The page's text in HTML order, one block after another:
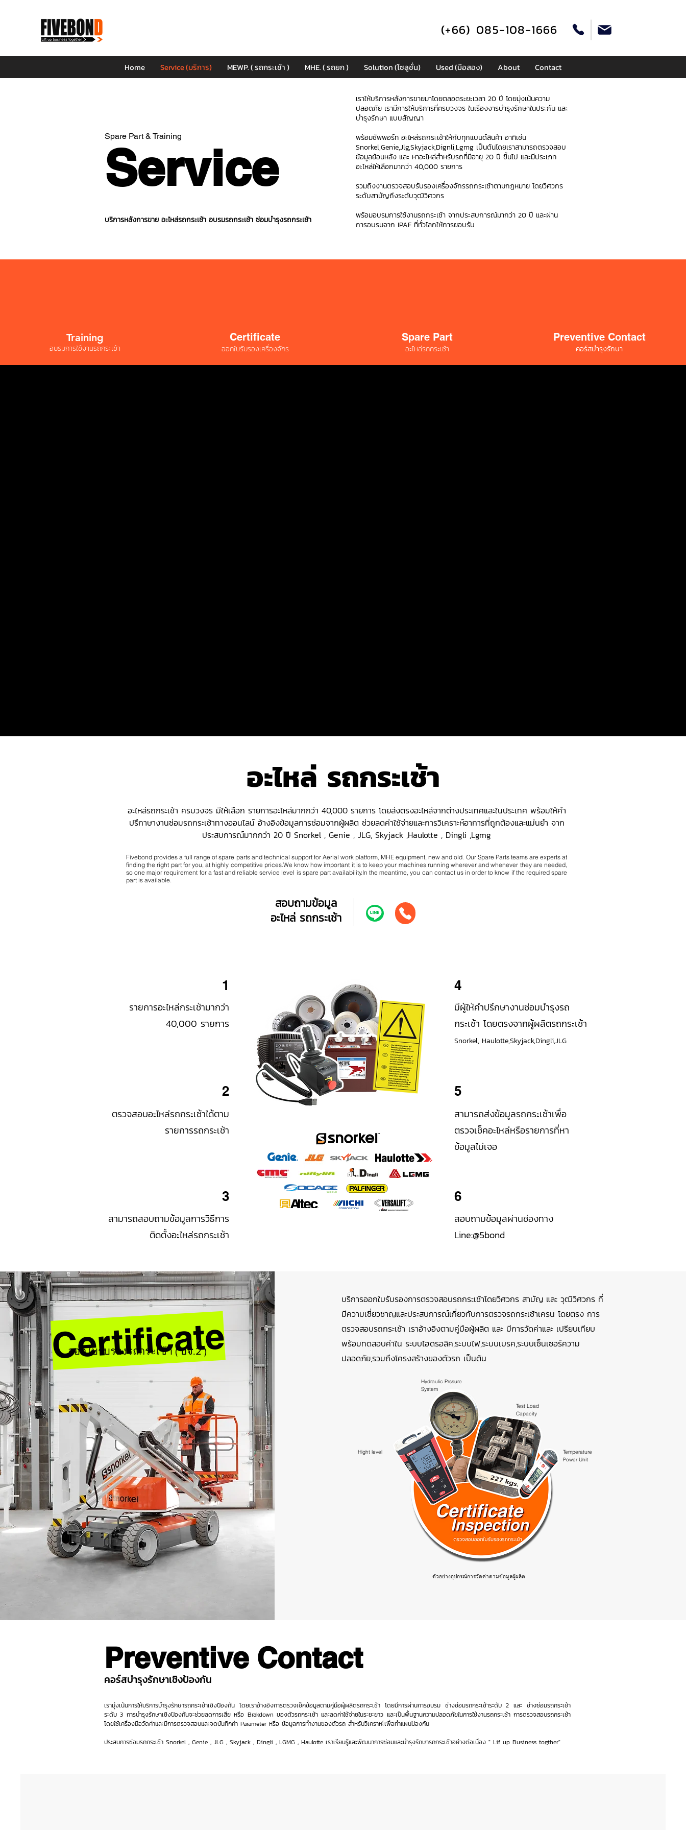
(+66) 085-108-1666
Home Service (บริการ) MEWP. ( รถกระเช้า ) MHE. ( รถยก ) Solution (โซลูชั่น) Used (มือสอง) About Contact
Spare Part & Training
Service
บริการหลังการขาย อะไหล่รถกระเช้า อบรมรถกระเช้า ซ่อมบำรุงรถกระเช้า
เราให้บริการหลังการขายมาโดยตลอดระยะเวลา 20 ปี โดยมุ่งเน้นความ
ปลอดภัย เรามีการให้บริการที่ครบวงจร ในเรื่องงารบำรุงรักษาในประกัน และ
บำรุงรักษา แบบสัญญา
พร้อมซัพพอร์ท อะไหล่รถกระเช้าให้กับทุกแบนด์สินค้า อาทิเช่น
Snorkel,Genie,Jlg,Skyjack,Dignli,Lgmg เป็นต้นโดยเราสามารถตรวจสอบ
ข้อมูลย้อนหลัง และ หาอะไหล่สำหรับรถที่มีอายุ 20 ปี ขึ้นไป และมีประเภท
อะไหล่ให้เลือกมากว่า 40,000 รายการ
รวมถึงงานตรวจสอบรับรองเครื่องจักรรถกระเช้าตามกฏหมาย โดยวิศวกร
ระดับสามัญถึงระดับวุฒิวิศวกร
พร้อมอบรมการใช้งานรถกระเช้า จากประสบการณ์มากว่า 20 ปี และผ่าน
การอบรมจาก IPAF ที่ทั่วโลกให้การยอบรับ
Training
อบรมการใช้งานรถกระเช้า
Certificate
ออกใบรับรองเครื่องจักร
Spare Part
อะไหล่รถกระเช้า
Preventive Contact
คอร์สบำรุงรักษา
อะไหล่ รถกระเช้า
อะไหล่รถกระเช้า ครบวงจร มีให้เลือก รายการอะไหล่มากกว่า 40,000 รายการ โดยส่งตรงอะไหล่จากต่างประเทศและในประเทศ พร้อมให้คำ
ปรึกาษางานซ่อมรถกระเช้าทางออนไลน์ อ้างอิงข้อมูลการซ่อมจากผู้ผลิต ช่วยลดค่าใช้จ่ายและการวิเคราะห์อาการที่ถูกต้องและแม่นยำ จาก
ประสบการณ์มากกว่า 20 ปี Snorkel , Genie , JLG, Skyjack ,Haulotte , Dingli ,Lgmg
Fivebond provides a full range of spare parts and technical support for Aerial work platform, MHE equipment, new and old. Our Spare Parts teams are experts at
finding the right part for you, at highly competitive prices.We know how important it is to keep your machines running wherever and whenever they are needed,
so one major requirement for a fast and reliable service level is spare part availability.In the meantime, you can contact us in order to know if the required spare
part is available.
สอบถามข้อมูล
อะไหล่ รถกระเช้า
1
รายการอะไหล่กระเช้ามากว่า
40,000 รายการ
2
ตรวจสอบอะไหล่รถกระเช้าได้ตาม
รายการรถกระเช้า
3
สามารถสอบถามข้อมูลการวิธีการ
ติดตั้งอะไหล่รถกระเช้า
4
มีผู้ให้คำปรึกษางานซ่อมบำรุงรถ
กระเช้า โดยตรงจากผู้ผลิตรถกระเช้า
Snorkel, Haulotte,Skyjack,Dingli,JLG
5
สามารถส่งข้อมูลรถกระเช้าเพื่อ
ตรวจเช็คอะไหล่หรือรายการที่หา
ข้อมูลไม่เจอ
6
สอบถามข้อมูลผ่านช่องทาง
Line:@5bond
Certificate
ออกใบรับรองรถกระเช้า ( ปจ.2 )
บริการออกใบรับรองการตรวจสอบรถกระเช้าโดยวิศวกร สามัญ และ วุฒิวิศวกร ที่
มีความเชี่ยวชาญและประสบการณ์เกี่ยวกับการตรวจรถกระเช้าเครน โดยตรง การ
ตรวจสอบรถกระเช้า เราอ้างอิงตามคู่มือผู้ผลิต และ มีการวัดค่าและ เปรียบเทียบ
พร้อมทดสอบค่าใน ระบบไฮดรอลิค,ระบบไฟ,ระบบเบรค,ระบบเซ็นเซอร์ความ
ปลอดภัย,รวมถึงโครงสร้างของตัวรถ เป็นต้น
Hight level
Hydraulic Prssure
System
Test Load
Capacity
Temperature
Power Unit
ตัวอย่างอุปกรณ์การวัดค่าตามข้อมูลผู้ผลิต
Preventive Contact
คอร์สบำรุงรักษาเชิงป้องกัน
เรามุ่งเน้นการให้บริการบำรุงรักษารถกระเช้าเชิงป้องกัน โดยเราอ้างอิงการตรวจเช็คข้อมูลตามคู่มือผู้ผลิตรถกระเช้า โดยมีการผ่านการอบรม ช่างซ่อมรถกระเช้าระดับ 2 และ ช่างซ่อมรถกระเช้า
ระดับ 3 การบำรุงรักษาเชิงป้องกันจะช่วยลดการเสีย หรือ Brakdown ของตัวรถกระเช้า และลดค่าใช้จ่ายในระยะยาว และเป็นพื้นฐานความปลอดภัยในการใช้งานรถกระเช้า การตรวจสอบรถกระเช้า
โดยใช้เครื่องมือวัดค่าและมีการตรวจสอบและจดบันทึกค่า Parameter หรือ ข้อมูลการทำงานของตัวรถ สำหรับวิเคราหะ์เพื่อทำแผนป้องกัน
ประสบการซ่อมรถกระเช้า Snorkel , Genie , JLG , Skyjack , Dingli , LGMG , Haulotte เราเรียนรู้และพัฒนาการซ่อมและบำรุงรักษารถกระเช้าอย่างต่อเนื่อง " Lif up Business togther"